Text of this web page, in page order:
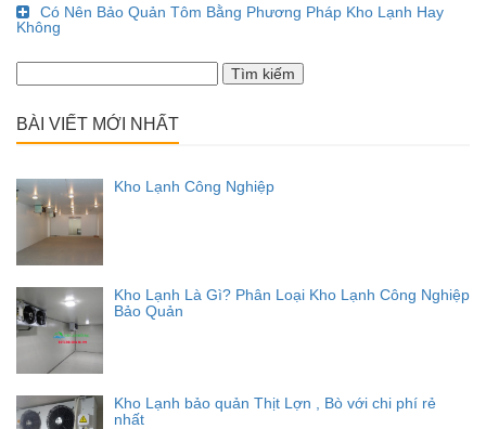
Có Nên Bảo Quản Tôm Bằng Phương Pháp Kho Lạnh Hay
Không
kiếm
BÀI VIẾT MỚI NHẤT
Kho Lạnh Công Nghiệp
Kho Lạnh Là Gì? Phân Loại Kho Lạnh Công Nghiệp
Bảo Quản
Kho Lạnh bảo quản Thịt Lợn , Bò với chi phí rẻ
nhất